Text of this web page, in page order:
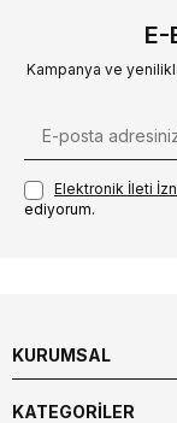
E-
Kampanya ve
Elektronik İleti
ediyorum.
KURUMSAL
KATEGORİLER